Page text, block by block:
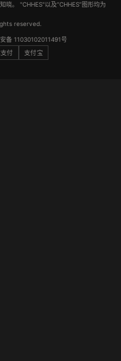
晓。 "CHHES"以及“CHHES”图形均为
reserved.
备 11030102011491号
付 支付宝